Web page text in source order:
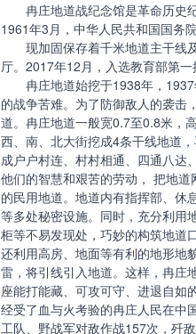
冉庄地道战纪念馆是革命历史
1961年3月，中华人民共和国国务
现加固保存着千米地道主干线
厅。2017年12月，入选教育部第
冉庄地道始挖于1938年，1937
的战争苦难。为了防御敌人的袭击
道。冉庄地道一般宽0.7至0.8米，
西、南、北大街挖成4条干线地道
成户户村连、村村相通、四通八达
他们的智慧和艰苦的劳动， 把地
的民用地道。地道内有指挥部、休
等多处秘密设施。同时，充分利用
柜等不易发现处，巧妙的构筑地道
还利用高房、地面等有利的地形地
雷，将引线引入地道。这样，冉庄
座能打能藏、可攻可守、进退自如
经受了血与火考验的冉庄人民在中
工队、野战军对敌作战157次，歼